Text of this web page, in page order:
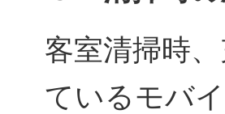
客室清掃時
ているモバ